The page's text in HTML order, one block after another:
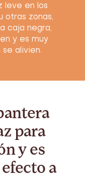
leve en los
otras zonas,
caja negra,
y es muy
alivien.
para
y es
a